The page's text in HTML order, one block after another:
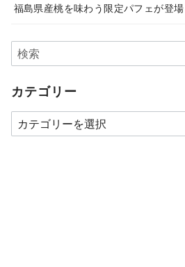
福島県産桃を味わう限定パフェが登場
カテゴリー
カ
テ